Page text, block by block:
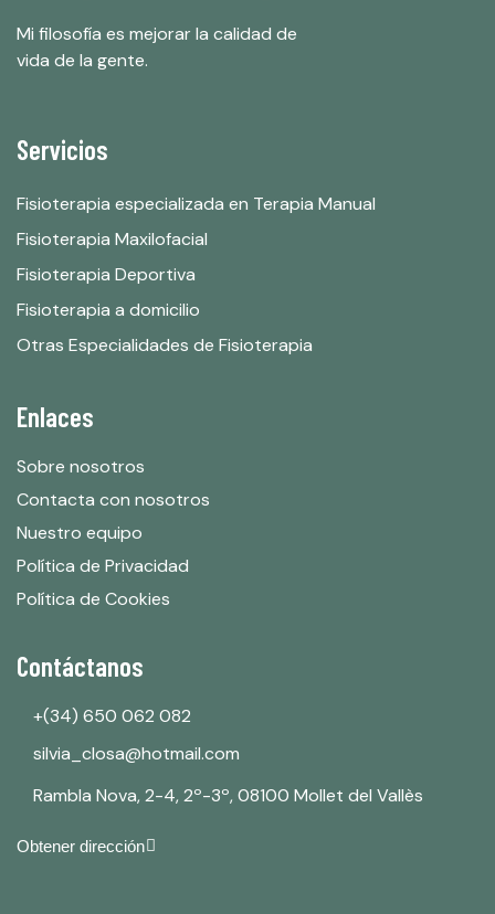
Mi filosofía es mejorar la calidad de
vida de la gente.
Servicios
Fisioterapia especializada en Terapia Manual
Fisioterapia Maxilofacial
Fisioterapia Deportiva
Fisioterapia a domicilio
Otras Especialidades de Fisioterapia
Enlaces
Sobre nosotros
Contacta con nosotros
Nuestro equipo
Política de Privacidad
Política de Cookies
Contáctanos
+(34) 650 062 082
silvia_closa@hotmail.com
Rambla Nova, 2-4, 2º-3º, 08100 Mollet del Vallès
Obtener dirección